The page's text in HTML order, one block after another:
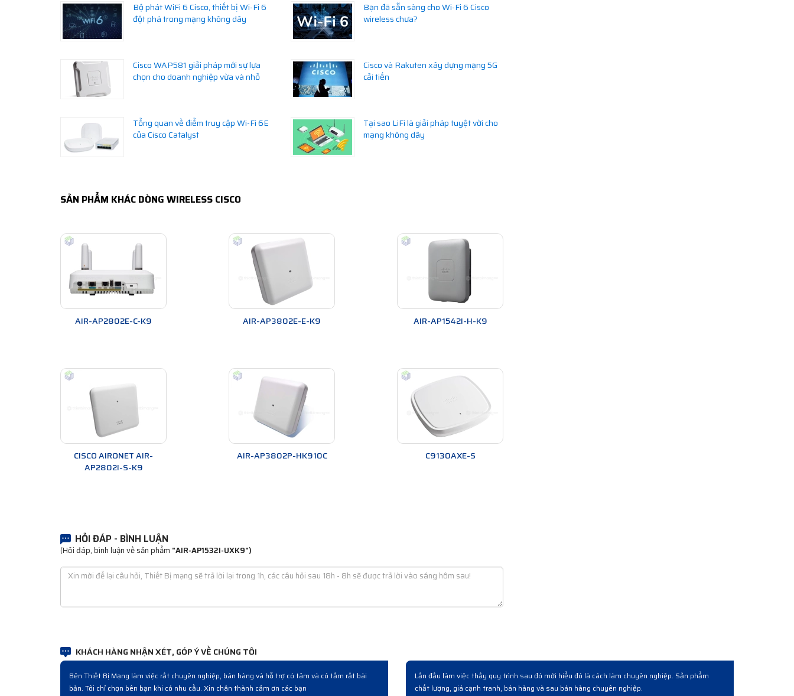
Bộ phát WiFi 6 Cisco, thiết bị Wi-Fi 6
đột phá trong mạng không dây
Bạn đã sẵn sàng cho Wi-Fi 6 Cisco
wireless chưa?
Cisco WAP581 giải pháp mới sự lựa
chọn cho doanh nghiệp vừa và nhỏ
Cisco và Rakuten xây dựng mạng 5G
cải tiến
Tổng quan về điểm truy cập Wi-Fi 6E
của Cisco Catalyst
Tại sao LiFi là giải pháp tuyệt vời cho
mạng không dây
SẢN PHẨM KHÁC DÒNG WIRELESS CISCO
AIR-AP2802E-C-K9 AIR-AP3802E-E-K9 AIR-AP1542I-H-K9
CISCO AIRONET AIR-
AP2802I-S-K9
AIR-AP3802P-HK910C C9130AXE-S
HỎI ĐÁP - BÌNH LUẬN
(Hỏi đáp, bình luận về sản phẩm "AIR-AP1532I-UXK9")
KHÁCH HÀNG NHẬN XÉT, GÓP Ý VỀ CHÚNG TÔI
Đợt rồi công ty cải tạo nâng cấp hệ thống có mua mấy bộ switch bên này. Làm việc chuyên
nghiệp từ lúc hỏi mua đến giao hàng và bàn giao rất chuyên nghiệp...
Có người quen giới thiêụ và làm việc qua lấy lô hàng. Về cơ bản là được từ chất lượng hàng
hoá, giá cả và cách phục vụ khách hàng bài bản chuyên nghiệp.